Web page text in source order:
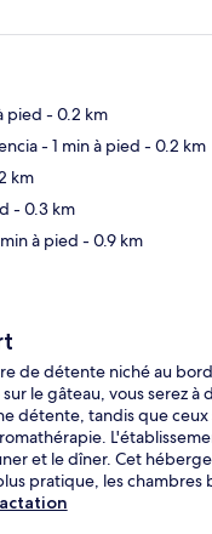
pied - 0.2 km
- 1 min à pied - 0.2 km
km
- 0.3 km
à pied - 0.9 km
de détente niché au
le gâteau, vous serez
détente, tandis que
et le dîner. Cet
pratique, les